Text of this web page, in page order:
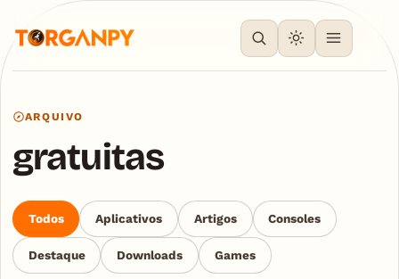
ARQUIVO
gratuitas
Todos Aplicativos Artigos Consoles
Destaque Downloads Games